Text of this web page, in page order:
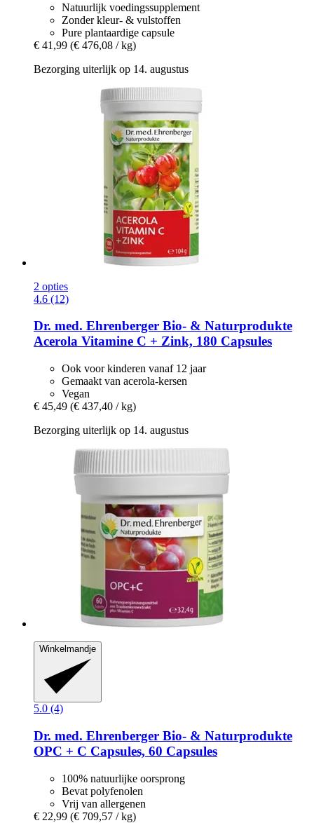
Natuurlijk voedingssupplement
Zonder kleur- & vulstoffen
Pure plantaardige capsule
€ 41,99 (€ 476,08 / kg)
Bezorging uiterlijk op 14. augustus
2 opties
4.6 (12)
Dr. med. Ehrenberger Bio- & Naturprodukte
Acerola Vitamine C + Zink, 180 Capsules
Ook voor kinderen vanaf 12 jaar
Gemaakt van acerola-kersen
Vegan
€ 45,49 (€ 437,40 / kg)
Bezorging uiterlijk op 14. augustus
Winkelmandje
5.0 (4)
Dr. med. Ehrenberger Bio- & Naturprodukte
OPC + C Capsules, 60 Capsules
100% natuurlijke oorsprong
Bevat polyfenolen
Vrij van allergenen
€ 22,99 (€ 709,57 / kg)